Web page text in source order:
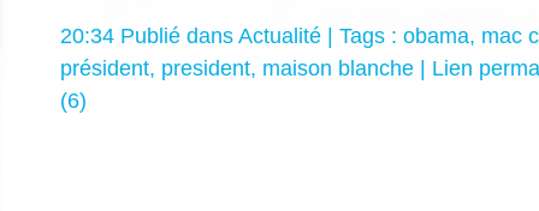
20:34 Publié dans Actualité | Tags : obama, mac
président, president, maison blanche | Lien
(6)